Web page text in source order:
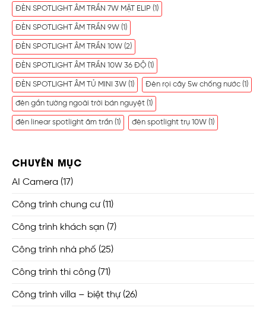
ĐÈN SPOTLIGHT ÂM TRẦN 7W MẶT ELIP (1)
ĐÈN SPOTLIGHT ÂM TRẦN 9W (1)
ĐÈN SPOTLIGHT ÂM TRẦN 10W (2)
ĐÈN SPOTLIGHT ÂM TRẦN 10W 36 ĐỘ (1)
ĐÈN SPOTLIGHT ÂM TỦ MINI 3W (1) Đèn rọi cây 5w chống nước (1)
đèn gắn tường ngoài trời bán nguyệt (1)
đèn linear spotlight âm trần (1) đèn spotlight trụ 10W (1)
CHUYÊN MỤC
AI Camera (17)
Công trình chung cư(11)
Công trình khách sạn (7)
Công trình nhà phố (25)
Công trình thi công (71)
Công trình villa – biệt thự(26)